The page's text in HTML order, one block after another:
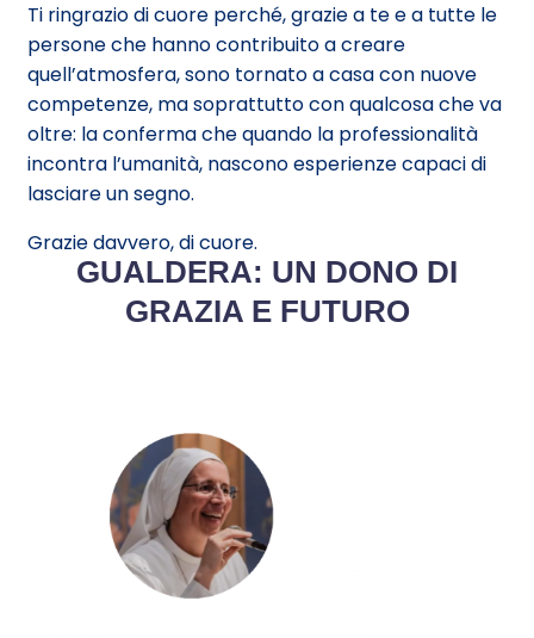
Ti ringrazio di cuore perché, grazie a te e a tutte le
persone che hanno contribuito a creare
quell’atmosfera, sono tornato a casa con nuove
competenze, ma soprattutto con qualcosa che va
oltre: la conferma che quando la professionalità
incontra l’umanità, nascono esperienze capaci di
lasciare un segno.
Grazie davvero, di cuore.
GUALDERA: UN DONO DI
GRAZIA E FUTURO